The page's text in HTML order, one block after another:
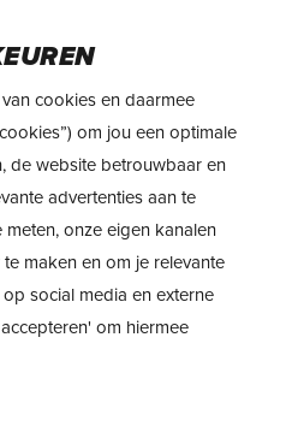
cookies en daarmee
om jou een optimale
de website betrouwbaar en
advertenties aan te
onze eigen kanalen
maken en om je relevante
social media en externe
om hiermee